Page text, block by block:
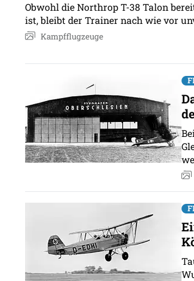
Obwohl die Northrop T-38 Talon
ist, bleibt der Trainer nach wie vor
Kampfflugzeuge